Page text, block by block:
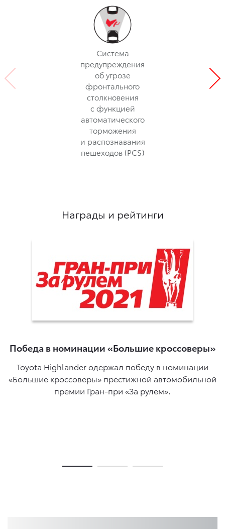
Система
предупреждения
об угрозе
фронтального
столкновения
с функцией
автоматического
торможения
и распознавания
пешеходов (PCS)
Награды и рейтинги
Победа в номинации «Большие кроссоверы»
Toyota Highlander одержал победу в номинации
«Большие кроссоверы» престижной автомобильной
премии Гран-при «За рулем».